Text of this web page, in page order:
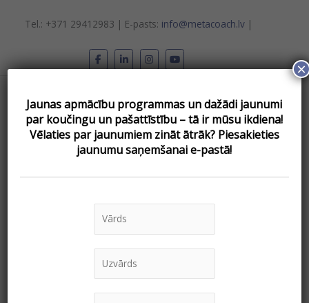
Tel.: +371 29412983 | E-pasts: info@metacoach.lv|
Main
Menu
Jaunas apmācību programmas un dažādi jaunumi
par koučingu un pašattīstību – tā ir mūsu ikdiena!
Vēlаties par jaunumiem zināt ātrāk? Piesakieties
jaunumu saņemšanai e-pastā!
×